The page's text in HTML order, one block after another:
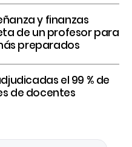
y finanzas
de un profesor para
preparados
el 99 % de
de docentes